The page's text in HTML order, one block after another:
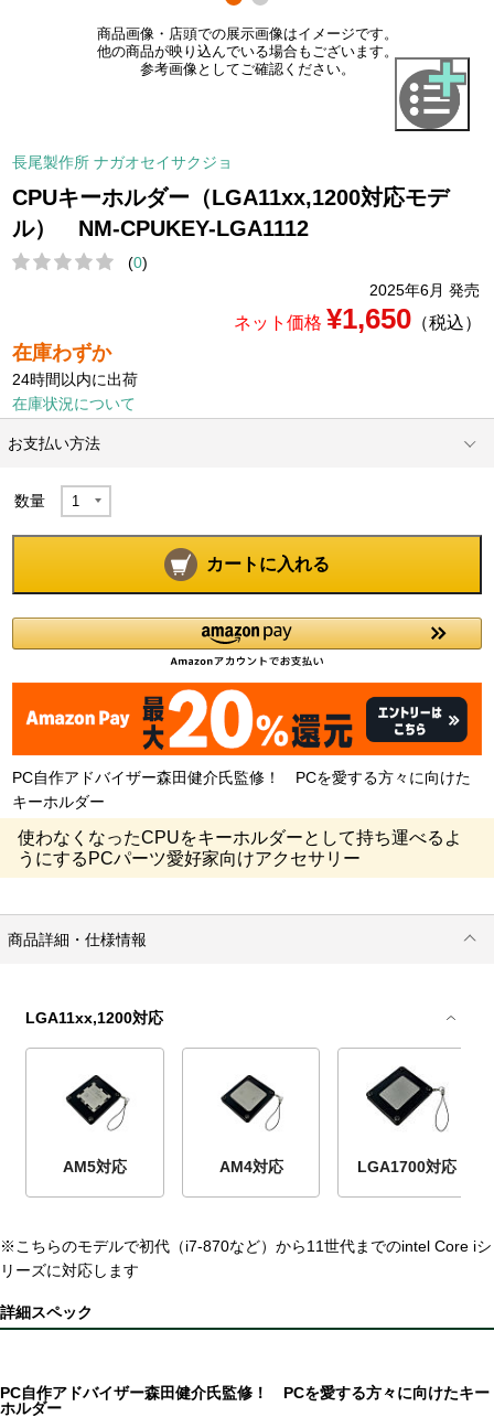
商品画像・店頭での展示画像はイメージです。
他の商品が映り込んでいる場合もございます。
参考画像としてご確認ください。
長尾製作所 ナガオセイサクジョ
CPUキーホルダー（LGA11xx,1200対応モデ
ル） NM-CPUKEY-LGA1112
(0)
2025年6月 発売
ネット価格 ¥1,650（税込）
在庫わずか
24時間以内に出荷
在庫状況について
お支払い方法
数量
カートに入れる
PC自作アドバイザー森田健介氏監修！ PCを愛する方々に向けた
キーホルダー
使わなくなったCPUをキーホルダーとして持ち運べるよ
うにするPCパーツ愛好家向けアクセサリー
商品詳細・仕様情報
LGA11xx,1200対応
AM5対応 AM4対応 LGA1700対応
※こちらのモデルで初代（i7-870など）から11世代までのintel Core iシ
リーズに対応します
詳細スペック
PC自作アドバイザー森田健介氏監修！ PCを愛する方々に向けたキー
ホルダー